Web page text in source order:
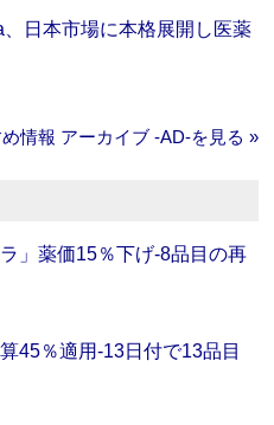
日本市場に本格展開し医薬
情報 アーカイブ ‐AD‐を見る »
」薬価15％下げ‐8品目の再
45％適用‐13日付で13品目